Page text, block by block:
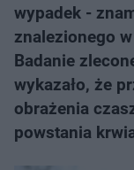
wypadek -
znalezionego
Badanie
wykazało, że
obrażenia
powstania